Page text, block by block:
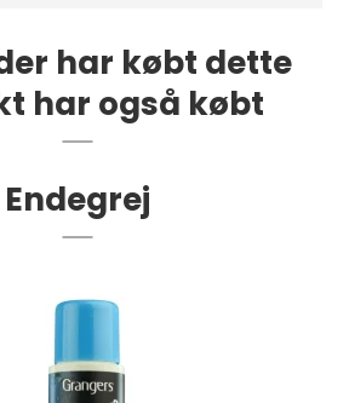
har købt dette
har også købt
Endegrej